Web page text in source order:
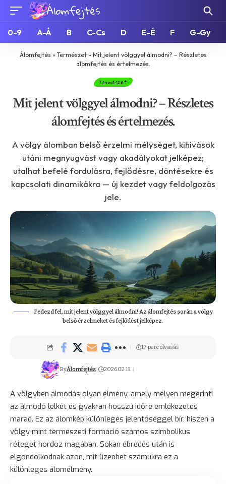
0-9 A-Á B C-Cs D E-É F G-Gy
Álomfejtés » Természet» Mit jelent völggyel álmodni? – Részletes
álomfejtés és értelmezés.
Természet
Mit jelent völggyel álmodni? – Részletes
álomfejtés és értelmezés.
A völgy álomban belső érzelmi mélységet, kihívások
utáni megnyugvást vagy akadályokat jelképez;
utalhat befelé fordulásra, fejlődésre, döntésekre és
kapcsolati dinamikákra — új kezdet vagy feldolgozás
jele.
Fedezd fel, mit jelent völggyel álmodni! Az álomfejtés során a völgy
belső érzelmeket és fejlődést jelképez.
ByÁlomfejtés 2026.02.19.
17 perc olvasás
A völgyben álmodás olyan élmény, amely mélyen megérinti
az álmodó lelkét és gyakran hosszú időre emlékezetes
marad. Ez az álomkép különleges jelentőséggel bír, hiszen a
völgy mint természeti formáció számos szimbolikus
réteget hordoz magában. Sokan ébredés után is
elgondolkodnak azon, mit üzenhet számukra ez a
különleges álomélmény.